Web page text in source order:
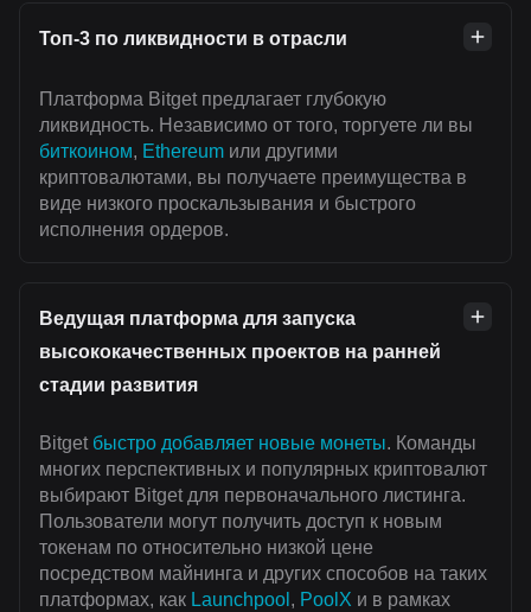
Топ-3 по ликвидности в отрасли
Платформа Bitget предлагает глубокую
ликвидность. Независимо от того, торгуете ли вы
биткоином, Ethereum или другими
криптовалютами, вы получаете преимущества в
виде низкого проскальзывания и быстрого
исполнения ордеров.
Ведущая платформа для запуска
высококачественных проектов на ранней
стадии развития
Bitget быстро добавляет новые монеты. Команды
многих перспективных и популярных криптовалют
выбирают Bitget для первоначального листинга.
Пользователи могут получить доступ к новым
токенам по относительно низкой цене
посредством майнинга и других способов на таких
платформах, как Launchpool , PoolX и в рамках